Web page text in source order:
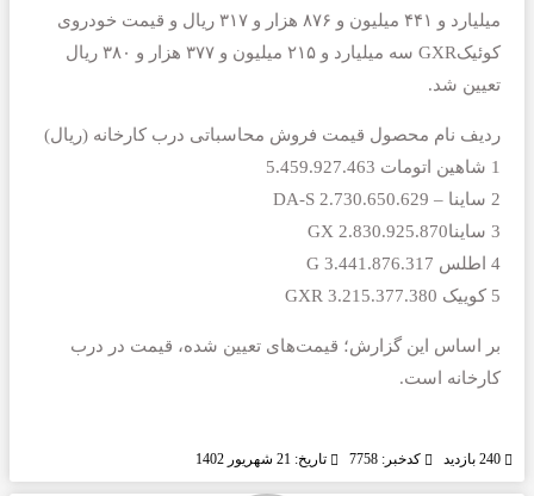
میلیارد و ۴۴۱ میلیون و ۸۷۶ هزار و ۳۱۷ ریال و قیمت خودروی
کوئیکGXR سه میلیارد و ۲۱۵ میلیون و ۳۷۷ هزار و ۳۸۰ ریال
تعیین شد.
ردیف نام محصول قیمت فروش محاسباتی درب کارخانه (ریال)
بر اساس این گزارش؛ قیمت‌های تعیین شده، قیمت در درب
کارخانه است.
240 بازدید کدخبر: 7758 تاریخ: 21 شهریور 1402